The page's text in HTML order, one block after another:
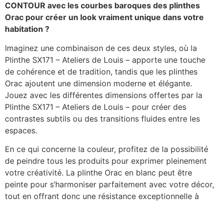
CONTOUR avec les courbes baroques des plinthes
Orac pour créer un look vraiment unique dans votre
habitation ?
Imaginez une combinaison de ces deux styles, où la
Plinthe SX171 – Ateliers de Louis – apporte une touche
de cohérence et de tradition, tandis que les plinthes
Orac ajoutent une dimension moderne et élégante.
Jouez avec les différentes dimensions offertes par la
Plinthe SX171 – Ateliers de Louis – pour créer des
contrastes subtils ou des transitions fluides entre les
espaces.
En ce qui concerne la couleur, profitez de la possibilité
de peindre tous les produits pour exprimer pleinement
votre créativité. La plinthe Orac en blanc peut être
peinte pour s’harmoniser parfaitement avec votre décor,
tout en offrant donc une résistance exceptionnelle à